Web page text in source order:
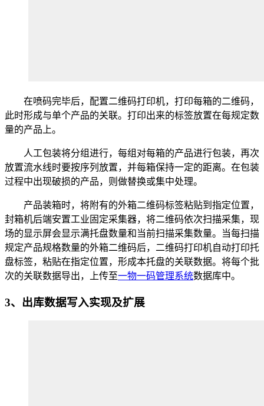
在喷码完毕后，配置二维码打印机，打印每箱的二维码，
此时形成与单个产品的关联。打印出来的标签放置在每规定数
量的产品上。
人工包装将分组进行，每组对每箱的产品进行包装，再次
放置流水线时要按序列放置，并每箱保持一定的距离。在包装
过程中出现破损的产品，则做替换或集中处理。
产品装箱时，将附有的外箱二维码标签粘贴到指定位置，
封箱机后端安置工业固定采集器，将二维码依次扫描采集，现
场的显示屏会显示满托盘数量和当前扫描采集数量。当每扫描
规定产品规格数量的外箱二维码后，二维码打印机自动打印托
盘标签，粘贴在指定位置，形成本托盘的关联数据。将每个批
次的关联数据导出，上传至一物一码管理系统数据库中。
3、出库数据写入实现及扩展